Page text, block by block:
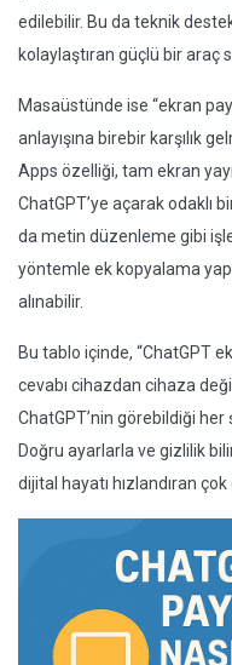
edilebilir. Bu da teknik
kolaylaştıran güçlü bir araç
Masaüstünde ise “ekran
anlayışına birebir karşılık
Apps özelliği, tam ekran
ChatGPT’ye açarak odaklı
da metin düzenleme gibi
yöntemle ek kopyalama
alınabilir.
Bu tablo içinde, “ChatGPT
cevabı cihazdan cihaza
ChatGPT’nin görebildiği
Doğru ayarlarla ve gizlilik
dijital hayatı hızlandıran